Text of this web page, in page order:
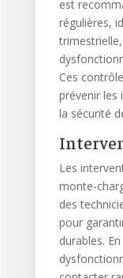
est
régulières,
Ces
prévenir les
la sécurité
Les
monte-
des
pour
durables.